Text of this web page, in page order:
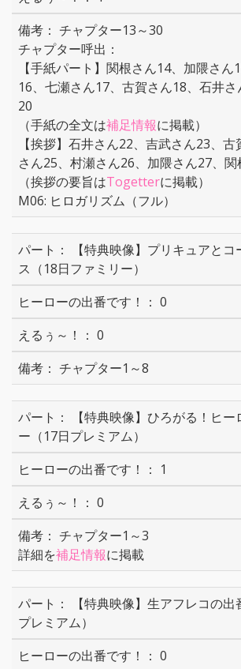
チャプター13～30
チャプター呼出：
【手紙パート】関根さん14、加隈さん
16、七瀬さん17、古賀さん18、石井
20
（手紙の全文は補足情報に掲載）
【挨拶】石井さん22、吉武さん23、
さん25、村瀬さん26、加隈さん27、関
（挨拶の要旨はTogetterに掲載）
M06: ヒロガリズム（フル）
【特典映像】プリキュアと
ス（18日ファミリー）
0
0
チャプター1～8
【特典映像】ひろがる！ヒ
ー（17日プレミアム）
1
0
チャプター1～3
詳細を補足情報に掲載
【特典映像】生アフレコの
プレミアム）
0